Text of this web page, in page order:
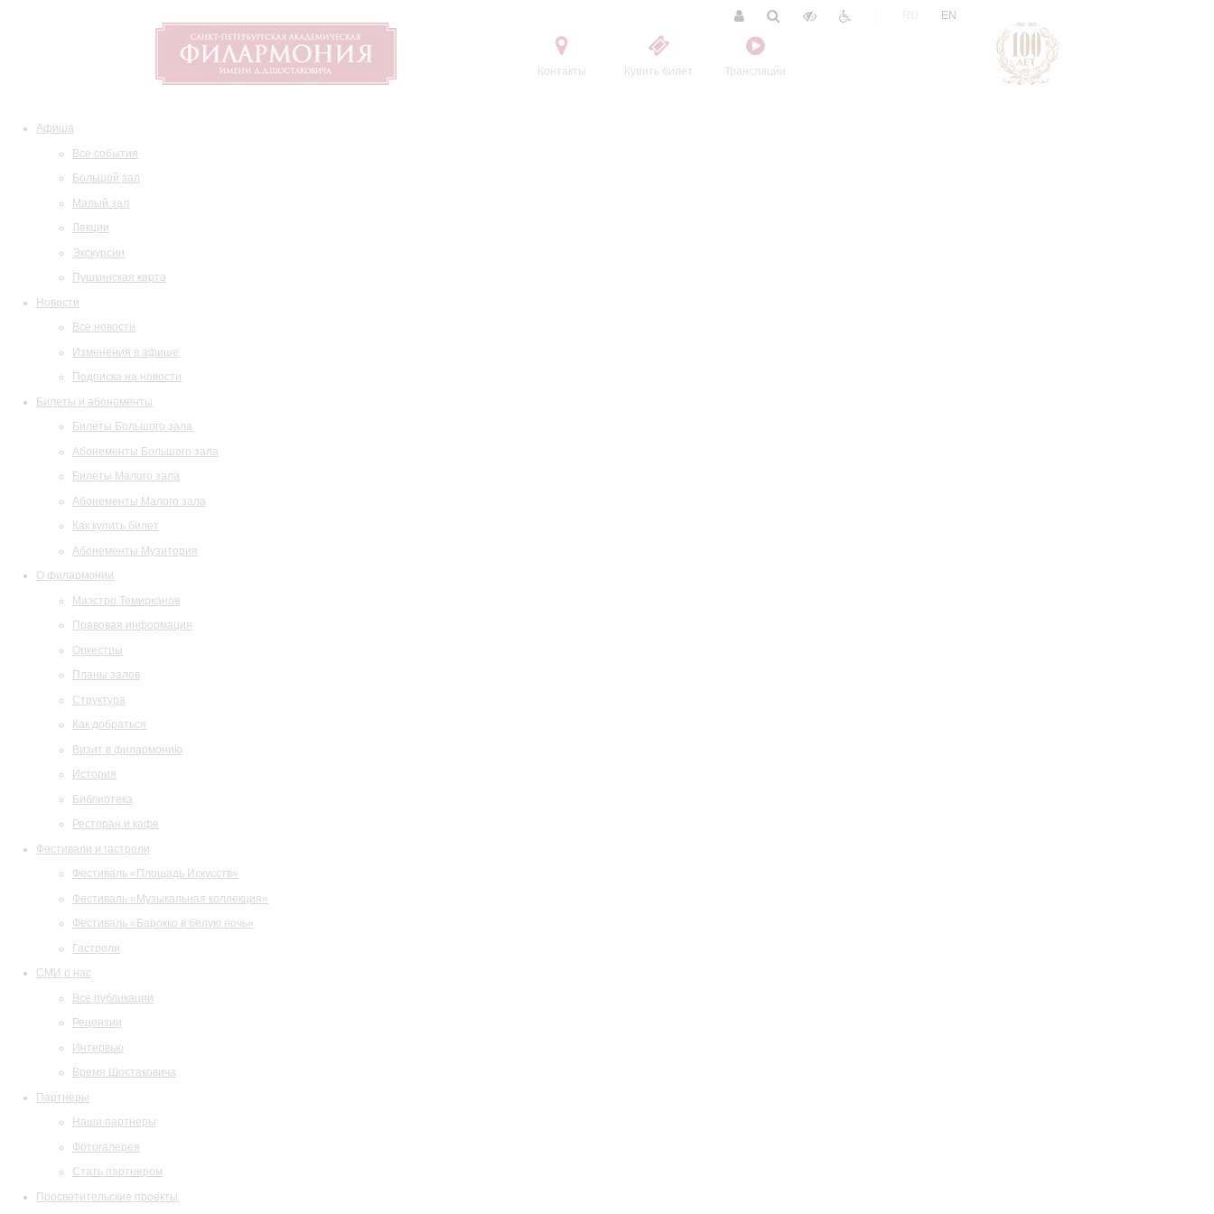
Контакты Купить билет Трансляции
EN
Афиша
Все события
Большой зал
Малый зал
Лекции
Экскурсии
Пушкинская карта
Новости
Все новости
Изменения в афише
Подписка на новости
Билеты и абонементы
Билеты Большого зала
Абонементы Большого зала
Билеты Малого зала
Абонементы Малого зала
Как купить билет
Абонементы Музитория
О филармонии
Маэстро Темирканов
Правовая информация
Оркестры
Планы залов
Структура
Как добраться
Визит в филармонию
История
Библиотека
Ресторан и кафе
Фестивали и гастроли
Фестиваль «Площадь Искусств»
Фестиваль «Музыкальная коллекция»
Фестиваль «Барокко в белую ночь»
Гастроли
СМИ о нас
Все публикации
Рецензии
Интервью
Время Шостаковича
Партнеры
Наши партнеры
Фотогалерея
Стать партнером
Просветительские проекты